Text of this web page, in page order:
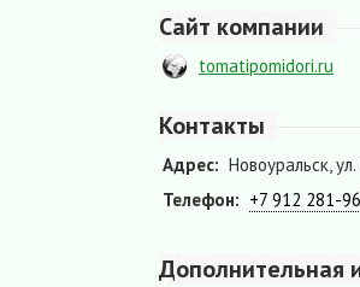
Сайт компании
tomatipomidori.ru
Контакты
Адрес: Новоуральск,
Телефон: +7 912 281-
Дополнительная